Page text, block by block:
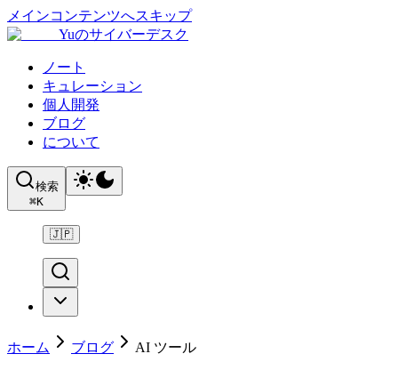
メインコンテンツへスキップ
Yuのサイバーデスク
ノート
キュレーション
個人開発
ブログ
について
検索
⌘K
🇯🇵
ホーム ブログ AI ツール